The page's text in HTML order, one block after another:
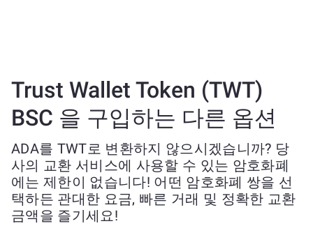
Trust Wallet Token (TWT)
BSC 을 구입하는 다른 옵션
ADA를 TWT로 변환하지 않으시겠습니까? 당
사의 교환 서비스에 사용할 수 있는 암호화폐
에는 제한이 없습니다! 어떤 암호화폐 쌍을 선
택하든 관대한 요금, 빠른 거래 및 정확한 교환
금액을 즐기세요!